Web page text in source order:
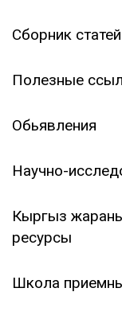
Сборник
Полезные
Обьявления
Научно-
Кыргыз
ресурсы
Школа